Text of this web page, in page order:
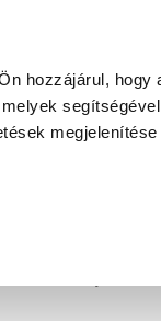
hozzájárul,